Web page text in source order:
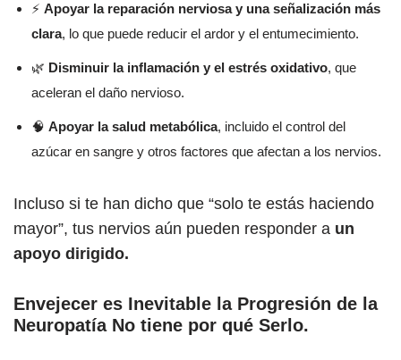
⚡ Apoyar la reparación nerviosa y una señalización más
clara, lo que puede reducir el ardor y el entumecimiento.
🌿 Disminuir la inflamación y el estrés oxidativo, que
aceleran el daño nervioso.
🧠 Apoyar la salud metabólica, incluido el control del
azúcar en sangre y otros factores que afectan a los nervios.
Incluso si te han dicho que “solo te estás haciendo
mayor”, tus nervios aún pueden responder a un
apoyo dirigido.
Envejecer es Inevitable la Progresión de la
Neuropatía No tiene por qué Serlo.